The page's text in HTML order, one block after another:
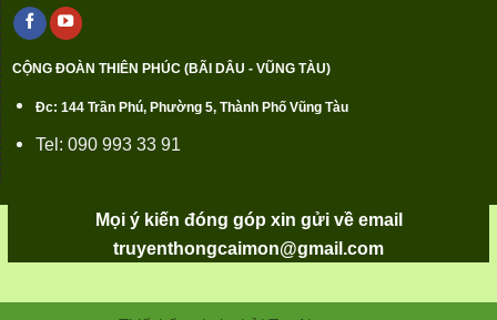
CỘNG ĐOÀN THIÊN PHÚC (BÃI DÂU - VŨNG TÀU)
Đc: 144 Trần Phú, Phường 5, Thành Phố Vũng Tàu
Tel: 090 993 33 91
Mọi ý kiến đóng góp xin gửi về email
truyenthongcaimon@gmail.com